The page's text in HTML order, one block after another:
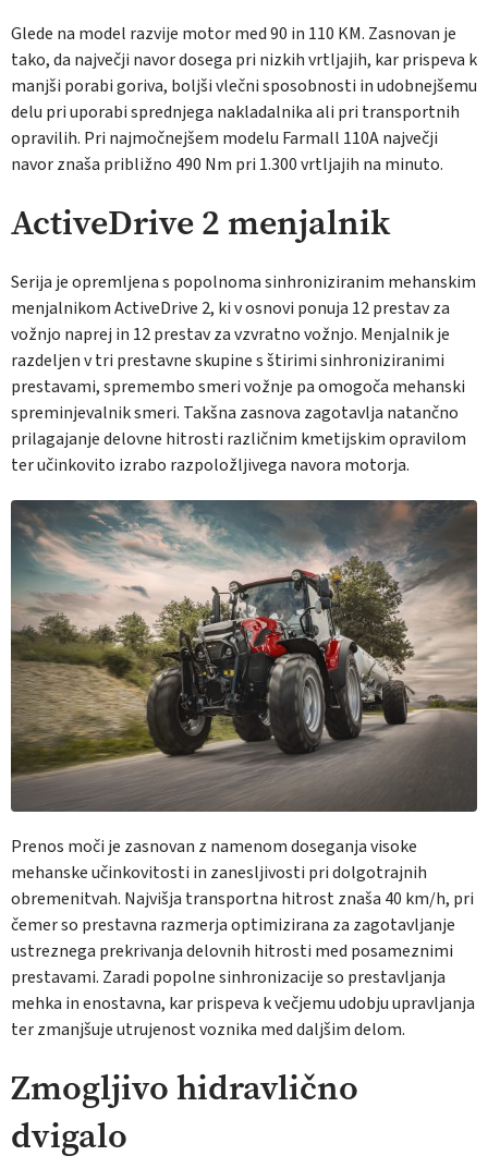
Glede na model razvije motor med 90 in 110 KM. Zasnovan je
tako, da največji navor dosega pri nizkih vrtljajih, kar prispeva k
manjši porabi goriva, boljši vlečni sposobnosti in udobnejšemu
delu pri uporabi sprednjega nakladalnika ali pri transportnih
opravilih. Pri najmočnejšem modelu Farmall 110A največji
navor znaša približno 490 Nm pri 1.300 vrtljajih na minuto.
ActiveDrive 2 menjalnik
Serija je opremljena s popolnoma sinhroniziranim mehanskim
menjalnikom ActiveDrive 2, ki v osnovi ponuja 12 prestav za
vožnjo naprej in 12 prestav za vzvratno vožnjo. Menjalnik je
razdeljen v tri prestavne skupine s štirimi sinhroniziranimi
prestavami, spremembo smeri vožnje pa omogoča mehanski
spreminjevalnik smeri. Takšna zasnova zagotavlja natančno
prilagajanje delovne hitrosti različnim kmetijskim opravilom
ter učinkovito izrabo razpoložljivega navora motorja.
Prenos moči je zasnovan z namenom doseganja visoke
mehanske učinkovitosti in zanesljivosti pri dolgotrajnih
obremenitvah. Najvišja transportna hitrost znaša 40 km/h, pri
čemer so prestavna razmerja optimizirana za zagotavljanje
ustreznega prekrivanja delovnih hitrosti med posameznimi
prestavami. Zaradi popolne sinhronizacije so prestavljanja
mehka in enostavna, kar prispeva k večjemu udobju upravljanja
ter zmanjšuje utrujenost voznika med daljšim delom.
Zmogljivo hidravlično
dvigalo